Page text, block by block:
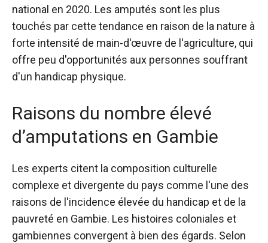
national en 2020. Les amputés sont les plus
touchés par cette tendance en raison de la nature à
forte intensité de main-d'œuvre de l'agriculture, qui
offre peu d'opportunités aux personnes souffrant
d'un handicap physique.
Raisons du nombre élevé
d’amputations en Gambie
Les experts citent la composition culturelle
complexe et divergente du pays comme l'une des
raisons de l'incidence élevée du handicap et de la
pauvreté en Gambie. Les histoires coloniales et
gambiennes convergent à bien des égards. Selon